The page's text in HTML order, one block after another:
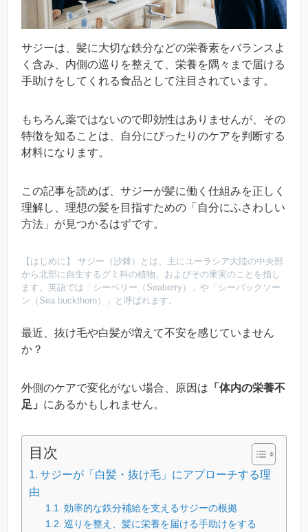
サジーは、髪に大切な鉄分などの栄養素をバランスよ
く含み、内側の巡りを整えて、栄養を隅々まで届ける
手助けをしてくれる食品として注目されています。
もちろん薬ではないので即効性はありませんが、その
特徴を知ることは、自分にぴったりのケアを判断する
材料になります。
この記事を読めば、サジーが髪に働く仕組みを正しく
理解し、理想の髪を目指すための「自分にふさわしい
方法」が見つかるはずです。
【はじめに】 サジー（沙棘）とは、主にユーラシア大陸の中央部
から北部に自生するグミ科の植物、およびその果実のことを指し
ます。英語では「シーベリー（Seaberry）」や「シーバックソー
ン（Sea buckthorn）」と呼ばれます。
最近、抜け毛や白髪が増えて不安を感じていません
か？
外側のケアで変化がない場合、原因は 「体内の栄養不
足」 にあるかもしれません。
目次
サジーが「白髪・抜け毛」にアプローチする理
由
効率的な鉄分補給を支えるサジーの根拠
巡りを整え、髪に栄養を届ける手助けをする